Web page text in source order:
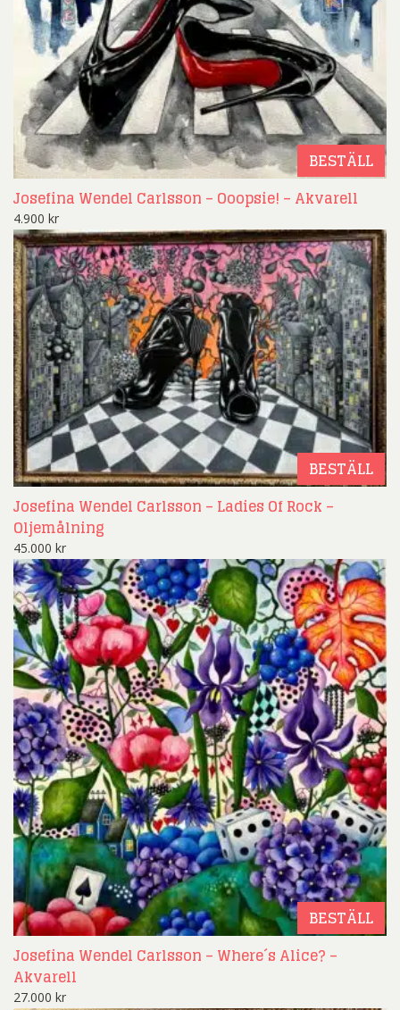
BESTÄLL
Josefina Wendel Carlsson – Ooopsie! – Akvarell
4.900 kr
BESTÄLL
Josefina Wendel Carlsson – Ladies Of Rock –
Oljemålning
45.000 kr
BESTÄLL
Josefina Wendel Carlsson – Where´s Alice? –
Akvarell
27.000 kr